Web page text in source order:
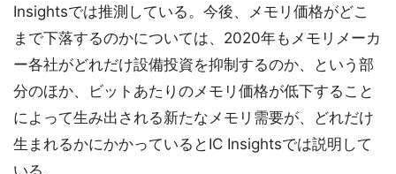
Insightsでは推測している。今後、メモリ価格がどこ
まで下落するのかについては、2020年もメモリメーカ
ー各社がどれだけ設備投資を抑制するのか、という部
分のほか、ビットあたりのメモリ価格が低下すること
によって生み出される新たなメモリ需要が、どれだけ
生まれるかにかかっているとIC Insightsでは説明して
いる。